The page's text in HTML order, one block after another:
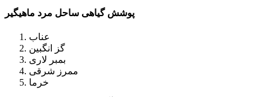
پوشش گیاهی ساحل مرد ماهیگیر
عناب
گز انگبین
بمبر لاری
ممرز شرقی
خرما